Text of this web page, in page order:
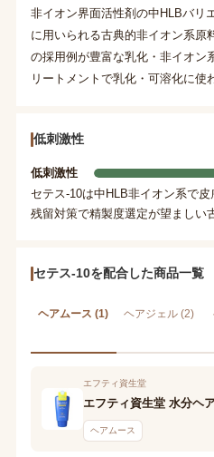
非イオン界面活性剤の中HLBバリ
に用いられる古典的非イオン系原
の採用例が豊富な乳化・非イオン
リートメントで乳化・可溶化に使
低刺激性
低刺激性
セテス-10は中HLB非イオン系で
残留対策で精製度選定が望ましい
セテス-10を配合した商品一覧
ヘアムース (1) ヘアジェル (2)
エフティ資生堂
ヘアムース